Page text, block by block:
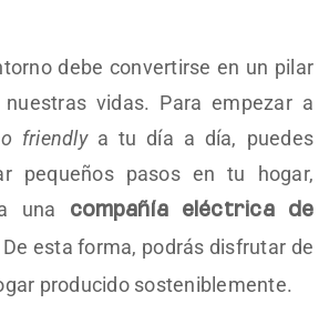
debe convertirse en un pilar
vidas. Para empezar a
friendly a tu día a día, puedes
pequeños pasos en tu hogar,
una
compañía eléctrica de
De esta forma, podrás disfrutar de
producido sosteniblemente.